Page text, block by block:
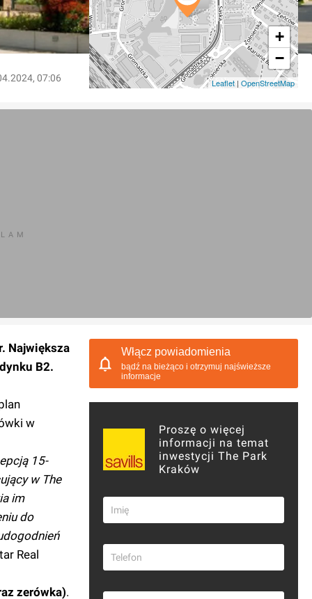
07:06
+
−
Leaflet | OpenStreetMap
Największa
B2.
w
15-
w The
im
do
Real
zerówka).
Włącz powiadomienia
bądź na bieżąco i otrzymuj najświeższe
informacje
Proszę o więcej
informacji na temat
inwestycji The Park
Kraków